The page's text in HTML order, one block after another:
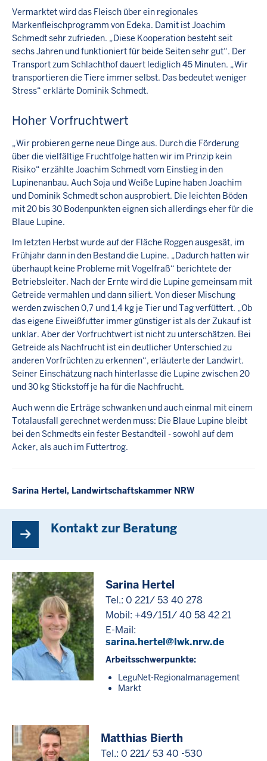
Vermarktet wird das Fleisch über ein regionales
Markenfleischprogramm von Edeka. Damit ist Joachim
Schmedt sehr zufrieden. „Diese Kooperation besteht seit
sechs Jahren und funktioniert für beide Seiten sehr gut“. Der
Transport zum Schlachthof dauert lediglich 45 Minuten. „Wir
transportieren die Tiere immer selbst. Das bedeutet weniger
Stress“ erklärte Dominik Schmedt.
Hoher Vorfruchtwert
„Wir probieren gerne neue Dinge aus. Durch die Förderung
über die vielfältige Fruchtfolge hatten wir im Prinzip kein
Risiko“ erzählte Joachim Schmedt vom Einstieg in den
Lupinenanbau. Auch Soja und Weiße Lupine haben Joachim
und Dominik Schmedt schon ausprobiert. Die leichten Böden
mit 20 bis 30 Bodenpunkten eignen sich allerdings eher für die
Blaue Lupine.
Im letzten Herbst wurde auf der Fläche Roggen ausgesät, im
Frühjahr dann in den Bestand die Lupine. „Dadurch hatten wir
überhaupt keine Probleme mit Vogelfraß“ berichtete der
Betriebsleiter. Nach der Ernte wird die Lupine gemeinsam mit
Getreide vermahlen und dann siliert. Von dieser Mischung
werden zwischen 0,7 und 1,4 kg je Tier und Tag verfüttert. „Ob
das eigene Eiweißfutter immer günstiger ist als der Zukauf ist
unklar. Aber der Vorfruchtwert ist nicht zu unterschätzen. Bei
Getreide als Nachfrucht ist ein deutlicher Unterschied zu
anderen Vorfrüchten zu erkennen“, erläuterte der Landwirt.
Seiner Einschätzung nach hinterlasse die Lupine zwischen 20
und 30 kg Stickstoff je ha für die Nachfrucht.
Auch wenn die Erträge schwanken und auch einmal mit einem
Totalausfall gerechnet werden muss: Die Blaue Lupine bleibt
bei den Schmedts ein fester Bestandteil - sowohl auf dem
Acker, als auch im Futtertrog.
Sarina Hertel, Landwirtschaftskammer NRW
Kontakt zur Beratung
Sarina Hertel
Tel.: 0 221/ 53 40 278
Mobil: +49/151/ 40 58 42 21
E-Mail:
sarina.hertel@lwk.nrw.de
Arbeitsschwerpunkte:
LeguNet-Regionalmanagement
Markt
Matthias Bierth
Tel.: 0 221/ 53 40 -530